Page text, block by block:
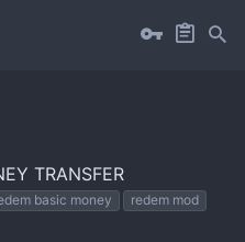
TRANSFER
basic money
redem mod